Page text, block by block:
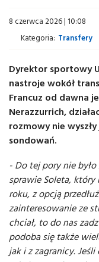
8 czerwca 2026 | 10:08
Kategoria: Transfery
Dyrektor sportowy
nastroje wokół
Francuz od dawna
Nerazzurrich,
rozmowy nie
sondowań.
- Do tej pory nie
sprawie Soleta, który
roku, z opcją
zainteresowanie ze
chciał, to do nas
podoba się także
jak i z zagranicy.